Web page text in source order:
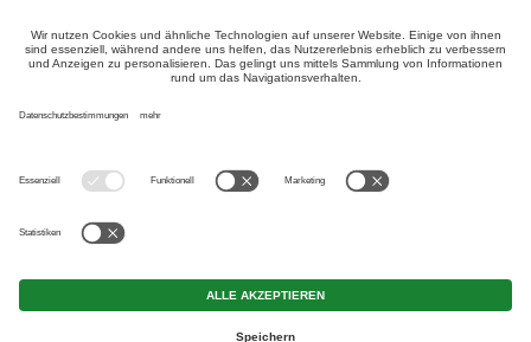
Sitemap
Individuelle Cookie-Einstellungen
auftreten. Wir übernehmen keine Gewähr für die Richtigkeit und Vollständigkeit
Informieren Sie sich sicherheitshalber nochmals beim Veranstalter vor Ort über